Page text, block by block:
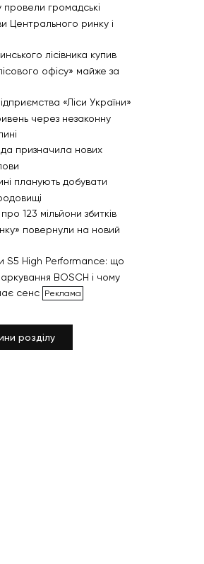
провели громадські
Центрального ринку і
лісівника купив
офісу» майже за
«Ліси України»
через незаконну
призначила нових
планують добувати
123 мільйони збитків
повернули на новий
S5 High Performance: що
BOSCH і чому
сенс
розділу